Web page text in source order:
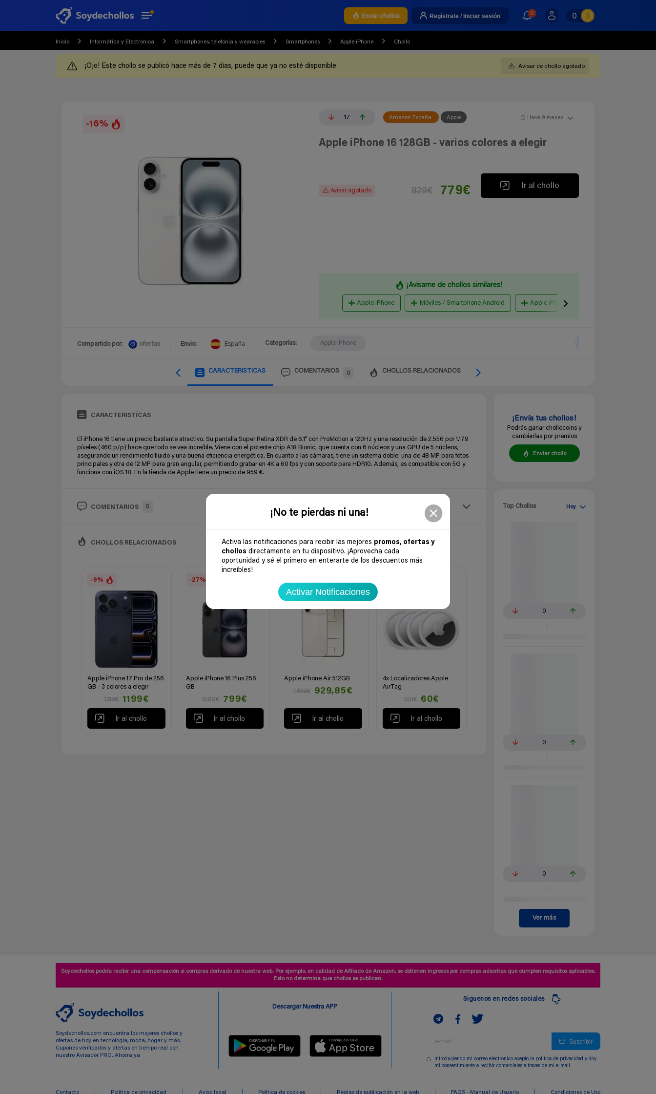
¡No te pierdas ni una!
Activa las notificaciones para recibir las mejores promos, ofertas y
chollos directamente en tu dispositivo. ¡Aprovecha cada
oportunidad y sé el primero en enterarte de los descuentos más
increíbles!
Activar Notificaciones
Enviar chollos Regístrate / Iniciar sesión 0 0
Inicio Informática y Electrónica Smartphones, telefonía y wearables Smartphones Apple iPhone Chollo
¡Ojo! Este chollo se publicó hace más de 7 días, puede que ya no esté disponible Avisar de chollo agotado
-16%
17 Amazon España Apple Hace 9 meses
Apple iPhone 16 128GB - varios colores a elegir
Avisar agotado 929€ 779€ Ir al chollo
¡Avisame de chollos similares!
Apple iPhone Móviles / Smartphone Android Apple iPhone
Compartido por: ofertas Envio: España Categorías: Apple iPhone
CARACTERISTICAS COMENTARIOS 0 CHOLLOS RELACIONADOS
CARACTERISTÍCAS
El iPhone 16 tiene un precio bastante atractivo. Su pantalla Super Retina XDR de 6.1” con ProMotion a 120Hz y una resolución de 2.556 por 1.179
píxeles (460 p/p) hace que todo se vea increíble. Viene con el potente chip A18 Bionic, que cuenta con 6 núcleos y una GPU de 5 núcleos,
asegurando un rendimiento fluido y una buena eficiencia energética. En cuanto a las cámaras, tiene un sistema doble: una de 48 MP para fotos
principales y otra de 12 MP para gran angular, permitiendo grabar en 4K a 60 fps y con soporte para HDR10. Además, es compatible con 5G y
funciona con iOS 18. En la tienda de Apple tiene un precio de 959 €.
COMENTARIOS 0
CHOLLOS RELACIONADOS
-9%
Apple iPhone 17 Pro de 256
GB - 3 colores a elegir
1319€
1199€
Ir al chollo
-27%
Apple iPhone 16 Plus 256
GB
1089€
799€
Ir al chollo
Apple iPhone Air 512GB
1469€
929,85€
Ir al chollo
4x Localizadores Apple
AirTag
100€
60€
Ir al chollo
¡Envía tus chollos!
Podrás ganar chollocoins y
cambiarlas por premios
Enviar chollo
Top Chollos Hoy
0
0
0
Ver más
Soydechollos podría recibir una compensación si compras derivado de nuestra web. Por ejemplo, en calidad de Afiliado de Amazon, se obtienen ingresos por compras adscritas que cumplen requisitos aplicables.
Esto no determina que chollos se publican.
Soydechollos.com encuentra los mejores chollos y
ofertas de hoy en tecnología, moda, hogar y más.
Cupones verificados y alertas en tiempo real con
nuestro Avisador PRO. Ahorra ya
Descargar Nuestra APP
Siguenos en redes sociales
Suscribir
Introduciendo mi correo electronico acepto la politica de privacidad y doy
mi consentimiento a recibir comerciales a traves de mi e-mail
Contacto Politica de privacidad Aviso legal Politica de cookies Reglas de publicación en la web FAQS - Manual de Usuario Condiciones de Uso